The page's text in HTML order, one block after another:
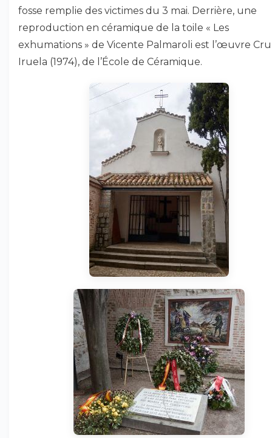
fosse remplie des victimes du 3 mai. Derrière, une
reproduction en céramique de la toile « Les
exhumations » de Vicente Palmaroli est l’œuvre
Iruela (1974), de l’École de Céramique.